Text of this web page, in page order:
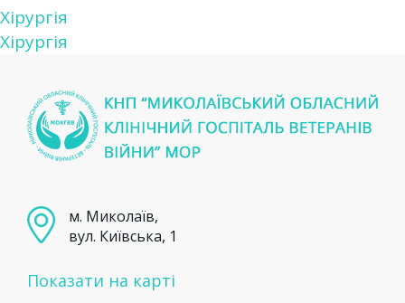
Навігація
записів
Хірургія
Хірургія
м. Миколаїв,
вул. Київська, 1
Показати на карті